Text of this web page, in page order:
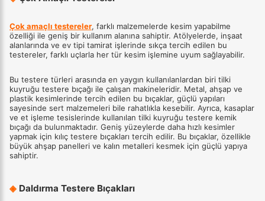
Çok amaçlı testereler, farklı malzemelerde kesim yapabilme
özelliği ile geniş bir kullanım alanına sahiptir. Atölyelerde, inşaat
alanlarında ve ev tipi tamirat işlerinde sıkça tercih edilen bu
testereler, farklı uçlarla her tür kesim işlemine uyum sağlayabilir.
Bu testere türleri arasında en yaygın kullanılanlardan biri tilki
kuyruğu testere bıçağı ile çalışan makineleridir. Metal, ahşap ve
plastik kesimlerinde tercih edilen bu bıçaklar, güçlü yapıları
sayesinde sert malzemeleri bile rahatlıkla kesebilir. Ayrıca, kasaplar
ve et işleme tesislerinde kullanılan tilki kuyruğu testere kemik
bıçağı da bulunmaktadır. Geniş yüzeylerde daha hızlı kesimler
yapmak için kılıç testere bıçakları tercih edilir. Bu bıçaklar, özellikle
büyük ahşap panelleri ve kalın metalleri kesmek için güçlü yapıya
sahiptir.
◈ Daldırma Testere Bıçakları